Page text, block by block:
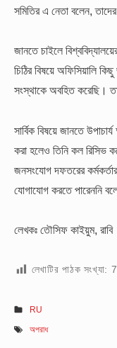
সমিতির এ নেতা বলেন,
জানতে চাইলে
চিঠির বিষয়ে অফিসিয়ালি
সংস্থাকে অবহিত করেছি।
সার্বিক বিষয়ে জানতে
করা হলেও তিনি কল রিসিভ
জনসংযোগ দফতরের কর্মকর্তার
যোগাযোগ করতে পারেননি
লেখকঃ তৌসিফ কাইয়ুম, রাবি
লেখাটির পাঠক সংখ্যা:
RU
অপরাধ